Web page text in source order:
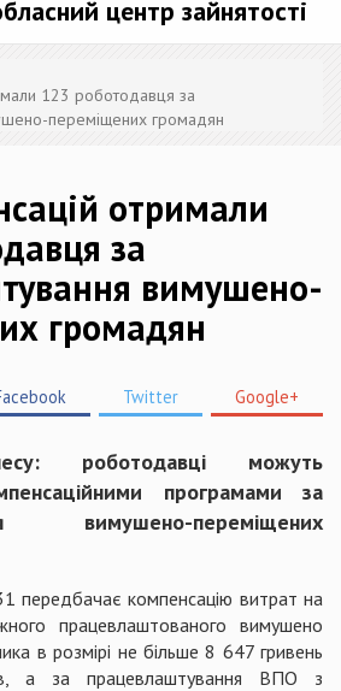
центр зайнятості
123 роботодавця за
переміщених громадян
отримали
за
вимушено-
громадян
Twitter Google+
роботодавці можуть
програмами за
вимушено-переміщених
компенсацію витрат на
працевлаштованого вимушено
в розмірі не більше 8 647 гривень
а за працевлаштування ВПО з